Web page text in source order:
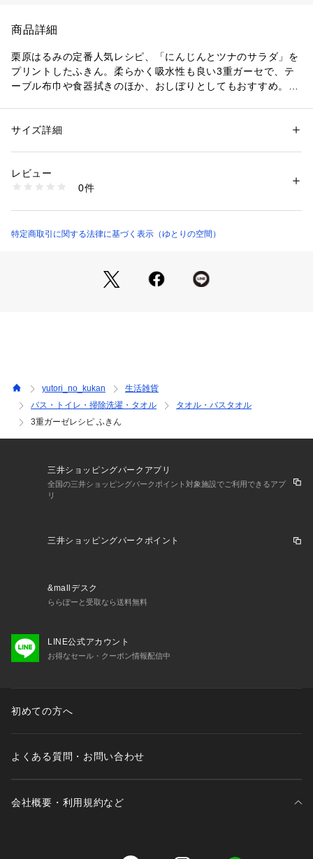
商品詳細
栗原はるみの定番人気レシピ、「にんじんとツナのサラダ」を
プリントしたふきん。柔らかく吸水性も良い3重ガーセで、テ
ーブル布巾や食器拭きのほか、おしぼりとしてもおすすめ。便
性別：レディース
スタオル
生産国：中国
1081700000084
サイズ詳細
レビュー
0件
特定商取引に関する法律に基づく表示（ゆとりの空間）
yutori_no_kukan
生活雑貨
バス・トイレ・掃除洗濯・タオル
タオル・バスタオル
3重ガーゼレシピ ふきん
三井ショッピングパークアプリ
全国の三井ショッピングパークポイント対象施設でご利用できるアプ
リ
三井ショッピングパークポイント
&mallデスク
ららぽーと受取なら送料無料
LINE公式アカウント
お得なセール・クーポン情報配信中
初めての方へ
よくある質問・お問い合わせ
会社概要・利用規約など